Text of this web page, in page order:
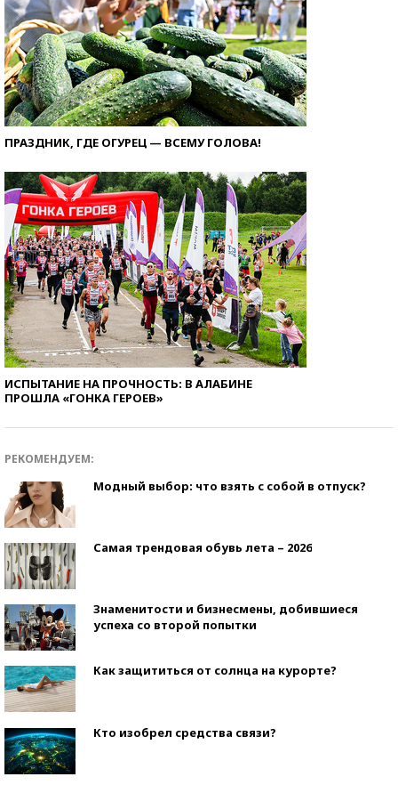
ПРАЗДНИК, ГДЕ ОГУРЕЦ — ВСЕМУ ГОЛОВА!
ИСПЫТАНИЕ НА ПРОЧНОСТЬ: В АЛАБИНЕ
ПРОШЛА «ГОНКА ГЕРОЕВ»
РЕКОМЕНДУЕМ:
Модный выбор: что взять с собой в отпуск?
Самая трендовая обувь лета – 2026
Знаменитости и бизнесмены, добившиеся
успеха со второй попытки
Как защититься от солнца на курорте?
Кто изобрел средства связи?